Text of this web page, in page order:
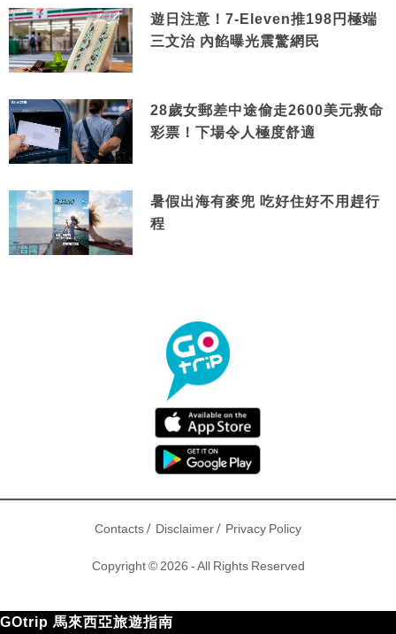
遊日注意！7-Eleven推198円極端
三文治 內餡曝光震驚網民
28歲女郵差中途偷走2600美元救命
彩票！下場令人極度舒適
暑假出海有麥兜 吃好住好不用趕行
程
Contacts/ Disclaimer/ Privacy Policy
Copyright © 2026 - All Rights Reserved
GOtrip 馬來西亞旅遊指南